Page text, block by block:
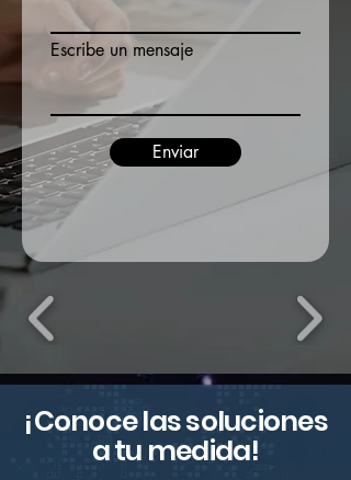
Escribe un mensaje
Enviar
¡Conoce las soluciones
a tu medida!